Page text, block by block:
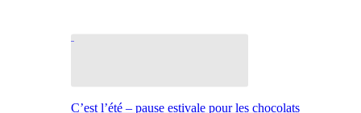
C’est l’été – pause estivale pour les chocolats